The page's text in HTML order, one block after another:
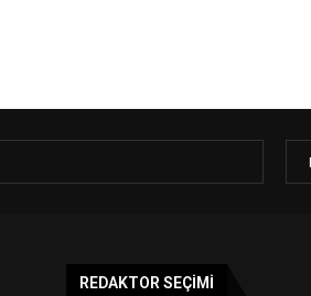
REDAKTOR SEÇIMI